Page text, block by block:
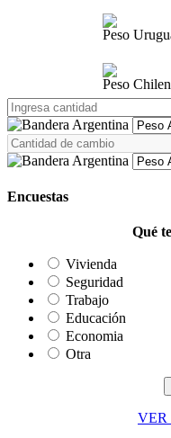
Peso
Peso
Encuestas
Qué
Vivienda
Seguridad
Trabajo
Educación
Economia
Otra
VER